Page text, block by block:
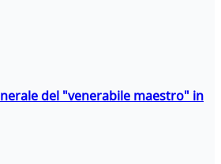
del "venerabile maestro" in